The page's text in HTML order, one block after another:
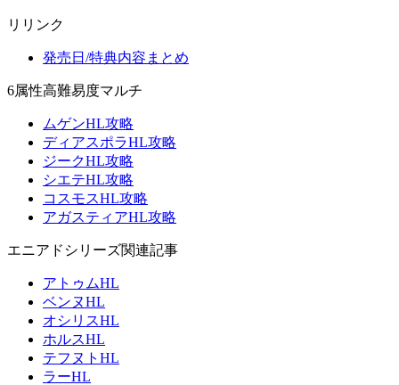
リリンク
発売日/特典内容まとめ
6属性高難易度マルチ
ムゲンHL攻略
ディアスポラHL攻略
ジークHL攻略
シエテHL攻略
コスモスHL攻略
アガスティアHL攻略
エニアドシリーズ関連記事
アトゥムHL
ベンヌHL
オシリスHL
ホルスHL
テフヌトHL
ラーHL